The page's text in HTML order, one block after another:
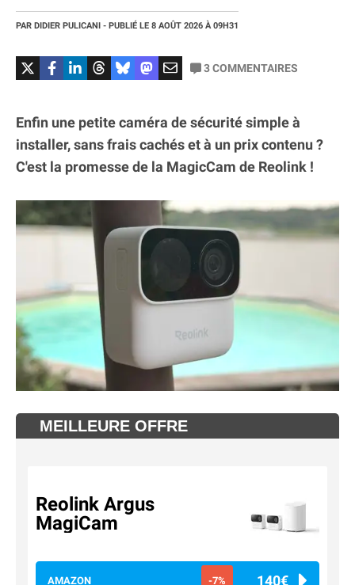
PAR DIDIER PULICANI - PUBLIÉ LE 8 AOÛT 2026 À 09H31
3COMMENTAIRES
Enfin une petite caméra de sécurité simple à
installer, sans frais cachés et à un prix contenu ?
C'est la promesse de la MagicCam de Reolink !
MEILLEURE OFFRE
Reolink Argus
MagiCam
AMAZON -7% 140€